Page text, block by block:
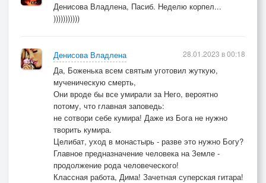
Денисова Владлена, Пасиб. Неделю корпел...
)))))))))))
Денисова Владлена
Да, Боженька всем святым уготовил жуткую,
мученическую смерть,
Они вроде бы все умирали за Него, вероятно
потому, что главная заповедь:
не сотвори себе кумира! Даже из Бога не нужно
творить кумира.
Целибат, уход в монастырь - разве это нужно Богу?
Главное предназначение человека на Земле -
продолжение рода человеческого!
Классная работа, Дима! Зачетная суперская гитара!
28.01.2023 в 00:18